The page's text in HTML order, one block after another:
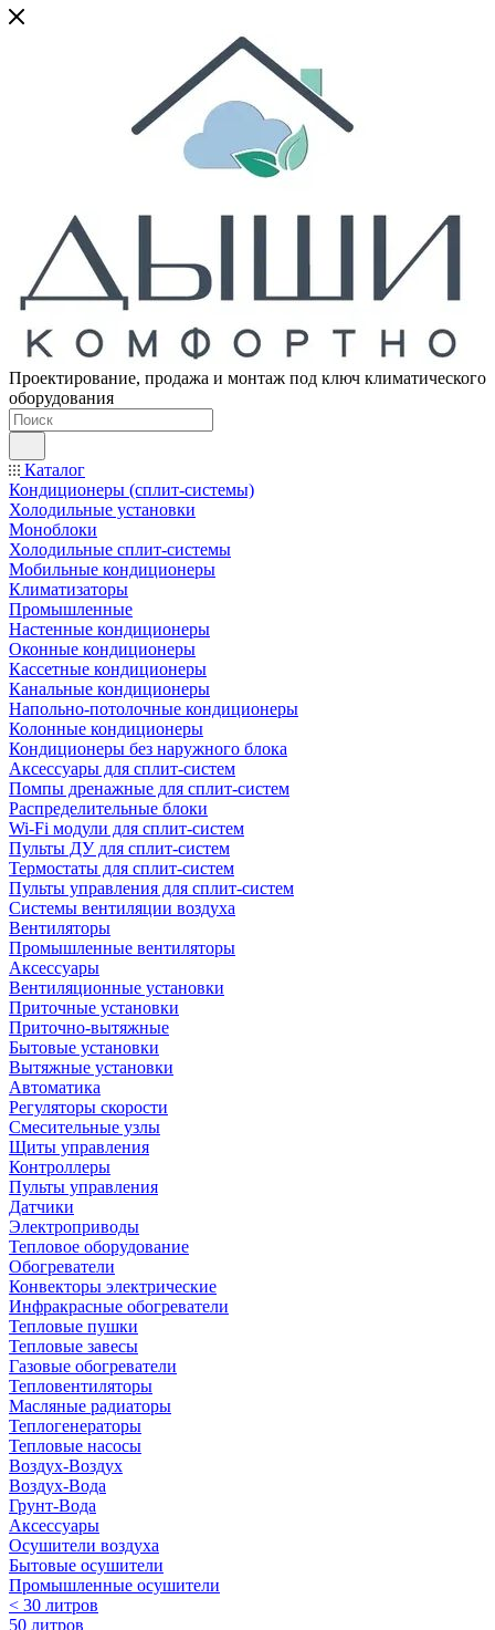
Проектирование, продажа и монтаж под ключ климатического
оборудования
Каталог
Кондиционеры (сплит-системы)
Холодильные установки
Моноблоки
Холодильные сплит-системы
Мобильные кондиционеры
Климатизаторы
Промышленные
Настенные кондиционеры
Оконные кондиционеры
Кассетные кондиционеры
Канальные кондиционеры
Напольно-потолочные кондиционеры
Колонные кондиционеры
Кондиционеры без наружного блока
Аксессуары для сплит-систем
Помпы дренажные для сплит-систем
Распределительные блоки
Wi-Fi модули для сплит-систем
Пульты ДУ для сплит-систем
Термостаты для сплит-систем
Пульты управления для сплит-систем
Системы вентиляции воздуха
Вентиляторы
Промышленные вентиляторы
Аксессуары
Вентиляционные установки
Приточные установки
Приточно-вытяжные
Бытовые установки
Вытяжные установки
Автоматика
Регуляторы скорости
Смесительные узлы
Щиты управления
Контроллеры
Пульты управления
Датчики
Электроприводы
Тепловое оборудование
Обогреватели
Конвекторы электрические
Инфракрасные обогреватели
Тепловые пушки
Тепловые завесы
Газовые обогреватели
Тепловентиляторы
Масляные радиаторы
Теплогенераторы
Тепловые насосы
Воздух-Воздух
Воздух-Вода
Грунт-Вода
Аксессуары
Осушители воздуха
Бытовые осушители
Промышленные осушители
< 30 литров
50 литров